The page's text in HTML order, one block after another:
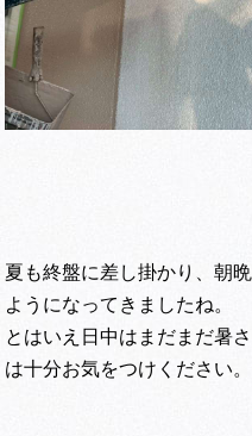
夏も終盤に差し掛かり、朝
ようになってきましたね。
とはいえ日中はまだまだ暑
は十分お気をつけください。